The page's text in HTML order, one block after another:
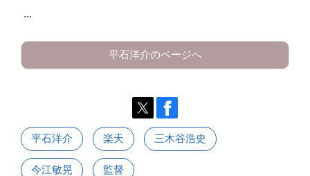
...
平石洋介のページへ
平石洋介 楽天 三木谷浩史
今江敏晃 監督